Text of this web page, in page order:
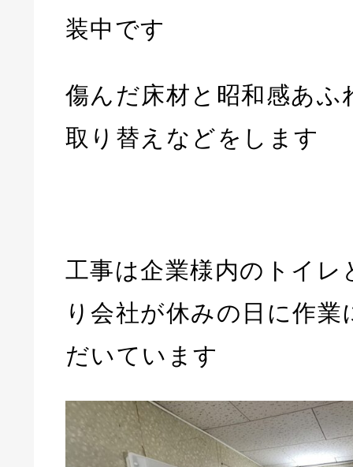
装中です
傷んだ床材と昭和感あふ
取り替えなどをします
工事は企業様内のトイレ
り会社が休みの日に作
だいています